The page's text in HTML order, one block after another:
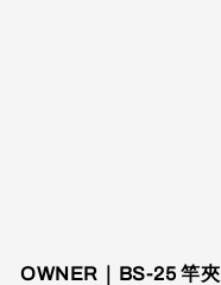
OWNER｜BS-25 竿夾